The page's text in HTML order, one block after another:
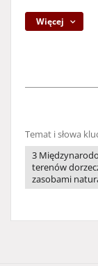
Więcej
Temat i słowa
3
terenów
zasobami